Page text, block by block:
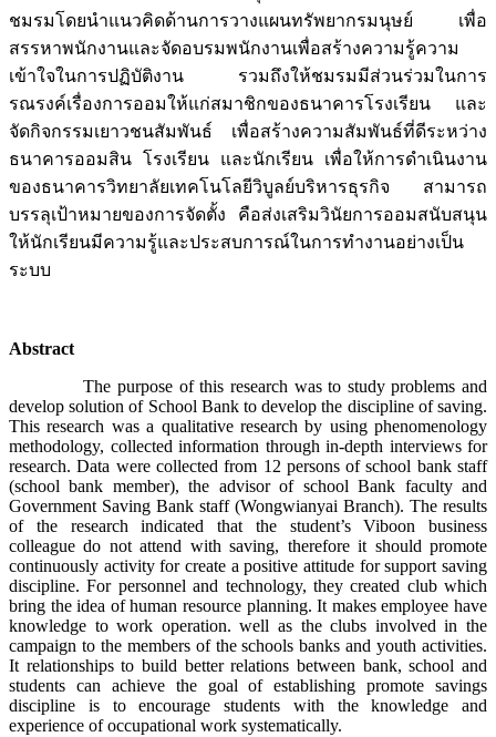
ชมรมโดยนำแนวคิดด้านการวางแผนทรัพยากรมนุษย์ เพื่อ
สรรหาพนักงานและจัดอบรมพนักงานเพื่อสร้างความรู้ความ
เข้าใจในการปฏิบัติงาน รวมถึงให้ชมรมมีส่วนร่วมในการ
รณรงค์เรื่องการออมให้แก่สมาชิกของธนาคารโรงเรียน และ
จัดกิจกรรมเยาวชนสัมพันธ์ เพื่อสร้างความสัมพันธ์ที่ดีระหว่าง
ธนาคารออมสิน โรงเรียน และนักเรียน เพื่อให้การดำเนินงาน
ของธนาคารวิทยาลัยเทคโนโลยีวิบูลย์บริหารธุรกิจ สามารถ
บรรลุเป้าหมายของการจัดตั้ง คือส่งเสริมวินัยการออมสนับสนุน
ให้นักเรียนมีความรู้และประสบการณ์ในการทำงานอย่างเป็น
ระบบ
Abstract
The purpose of this research was to study problems and
develop solution of School Bank to develop the discipline of saving.
This research was a qualitative research by using phenomenology
methodology, collected information through in-depth interviews for
research. Data were collected from 12 persons of school bank staff
(school bank member), the advisor of school Bank faculty and
Government Saving Bank staff (Wongwianyai Branch). The results
of the research indicated that the student’s Viboon business
colleague do not attend with saving, therefore it should promote
continuously activity for create a positive attitude for support saving
discipline. For personnel and technology, they created club which
bring the idea of human resource planning. It makes employee have
knowledge to work operation. well as the clubs involved in the
campaign to the members of the schools banks and youth activities.
It relationships to build better relations between bank, school and
students can achieve the goal of establishing promote savings
discipline is to encourage students with the knowledge and
experience of occupational work systematically.